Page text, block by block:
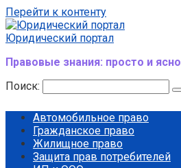
Перейти к контенту
Юридический портал
Правовые знания: просто и ясно
Поиск:
Автомобильное право
Гражданское право
Жилищное право
Защита прав потребителей